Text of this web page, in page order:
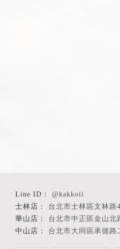
@kakkoii
台北市士林區文林路
台北市中正區金山北
台北市大同區承德路